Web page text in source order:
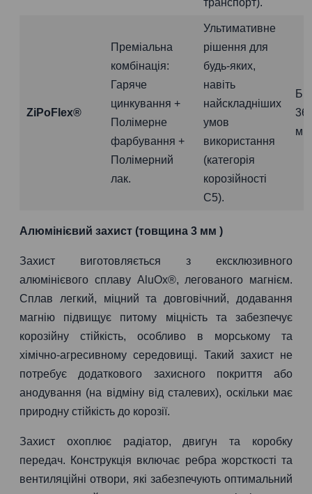
транспорт).
ZiPoFlex®
Преміальна
комбінація:
Гаряче
цинкування +
Полімерне
фарбування +
Полімерний
лак.
Ультимативне
рішення для
будь-яких,
навіть
найскладніших
умов
використання
(категорія
корозійності
C5).
36
Алюмінієвий захист (товщина 3 мм )
Захист виготовляється з ексклюзивного
алюмінієвого сплаву AluOx®, легованого магнієм.
Сплав легкий, міцний та довговічний, додавання
магнію підвищує питому міцність та забезпечує
корозійну стійкість, особливо в морському та
хімічно-агресивному середовищі. Такий захист не
потребує додаткового захисного покриття або
анодування (на відміну від сталевих), оскільки має
природну стійкість до корозії.
Захист охоплює радіатор, двигун та коробку
передач. Конструкція включає ребра жорсткості та
вентиляційні отвори, які забезпечують оптимальний